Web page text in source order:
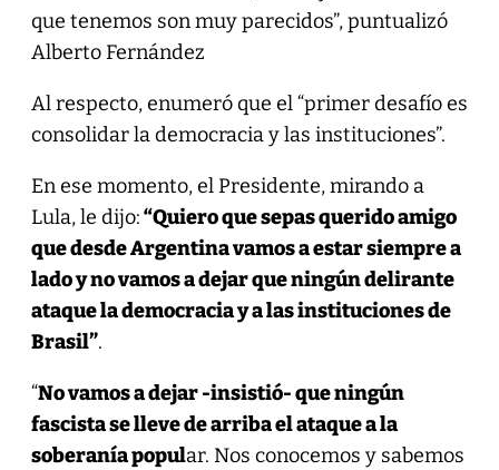
que tenemos son muy parecidos”, puntualizó
Alberto Fernández
Al respecto, enumeró que el “primer desafío es
consolidar la democracia y las instituciones”.
En ese momento, el Presidente, mirando a
Lula, le dijo:“Quiero que sepas querido amigo
que desde Argentina vamos a estar siempre a
lado y no vamos a dejar que ningún delirante
ataque la democracia y a las instituciones de
Brasil”.
“No vamos a dejar -insistió- que ningún
fascista se lleve de arriba el ataque a la
soberanía popular. Nos conocemos y sabemos